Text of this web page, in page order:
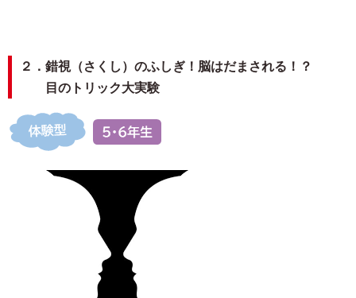
２．錯視（さくし）のふしぎ！脳はだまされる！？
目のトリック大実験